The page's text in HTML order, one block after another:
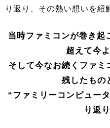
り返り、その熱い想いを紐
当時ファミコンが巻き起
超えて今
そして今なお続くファ
残したもの
“ファミリーコンピュー
り返